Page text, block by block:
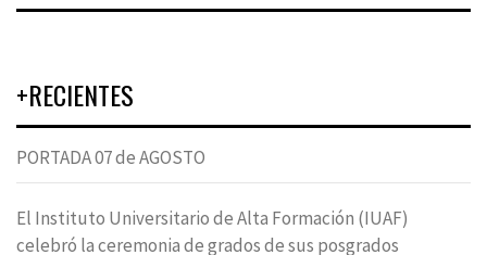
+RECIENTES
PORTADA 07 de AGOSTO
El Instituto Universitario de Alta Formación (IUAF)
celebró la ceremonia de grados de sus posgrados